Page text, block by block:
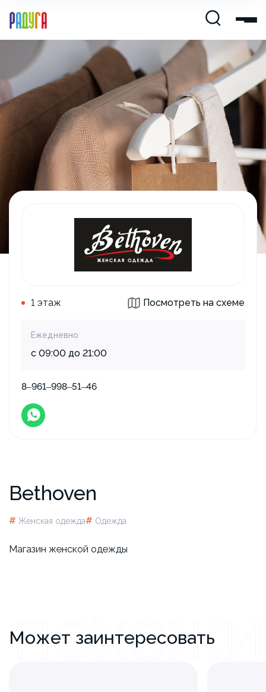
Bethoven
# Женская одежда# Одежда
​Магазин женской одежды
1 этаж Посмотреть на схеме
Ежедневно
с 09:00 до 21:00
8‒961‒998‒51‒46
Может заинтересовать